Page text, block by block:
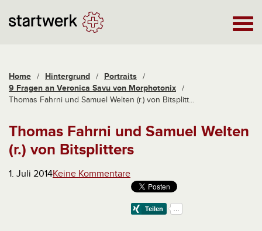
Home / Hintergrund / Portraits /
9 Fragen an Veronica Savu von Morphotonix /
Thomas Fahrni und Samuel Welten (r.) von Bitsplitt...
Thomas Fahrni und Samuel Welten
(r.) von Bitsplitters
1. Juli 2014Keine Kommentare